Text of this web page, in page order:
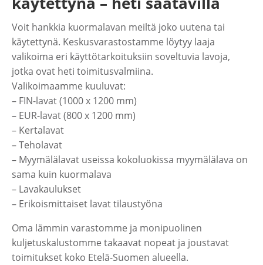
Voit hankkia kuormalavan meiltä joko uutena tai
käytettynä. Keskusvarastostamme löytyy laaja
valikoima eri käyttötarkoituksiin soveltuvia lavoja,
jotka ovat heti toimitusvalmiina.
Valikoimaamme kuuluvat:
– FIN-lavat (1000 x 1200 mm)
– EUR-lavat (800 x 1200 mm)
– Kertalavat
– Teholavat
– Myymälälavat useissa kokoluokissa myymälälava on
sama kuin kuormalava
– Lavakaulukset
– Erikoismittaiset lavat tilaustyöna
Oma lämmin varastomme ja monipuolinen
kuljetuskalustomme takaavat nopeat ja joustavat
toimitukset koko Etelä-Suomen alueella.